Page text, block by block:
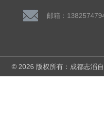
© 2026 版权所有：成都志滔